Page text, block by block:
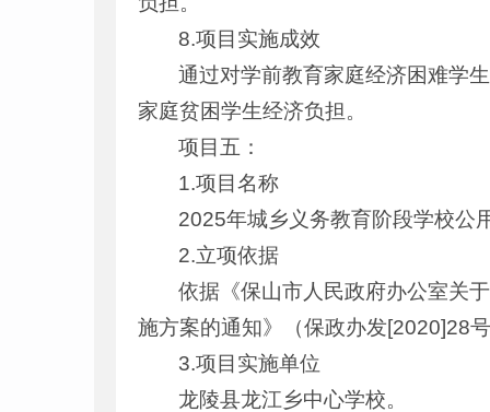
8.项目实施成效
通过对学前教育家庭经济困难学
家庭贫困学生经济负担。
项目五：
1.项目名称
2025年城乡义务教育阶段学校公
2.立项依据
依据《保山市人民政府办公室关
施方案的通知》（保政办发[2020]28
3.项目实施单位
龙陵县龙江乡中心学校。